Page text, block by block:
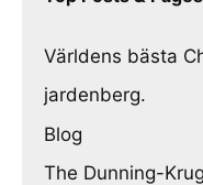
Världens bästa
jardenberg.
Blog
The Dunning-